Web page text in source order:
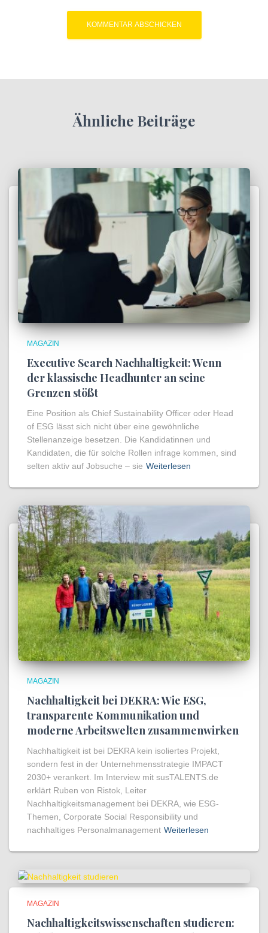
Ähnliche Beiträge
MAGAZIN
Executive Search Nachhaltigkeit: Wenn
der klassische Headhunter an seine
Grenzen stößt
Eine Position als Chief Sustainability Officer oder Head
of ESG lässt sich nicht über eine gewöhnliche
Stellenanzeige besetzen. Die Kandidatinnen und
Kandidaten, die für solche Rollen infrage kommen, sind
selten aktiv auf Jobsuche – sie Weiterlesen
MAGAZIN
Nachhaltigkeit bei DEKRA: Wie ESG,
transparente Kommunikation und
moderne Arbeitswelten zusammenwirken
Nachhaltigkeit ist bei DEKRA kein isoliertes Projekt,
sondern fest in der Unternehmensstrategie IMPACT
2030+ verankert. Im Interview mit susTALENTS.de
erklärt Ruben von Ristok, Leiter
Nachhaltigkeitsmanagement bei DEKRA, wie ESG-
Themen, Corporate Social Responsibility und
nachhaltiges Personalmanagement Weiterlesen
MAGAZIN
Nachhaltigkeitswissenschaften studieren: